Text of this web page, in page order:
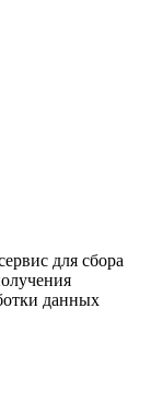
для сбора
данных